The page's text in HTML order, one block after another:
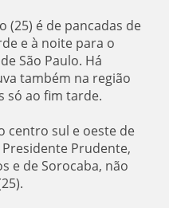
(25) é de pancadas de
e à noite para o
São Paulo. Há
também na região
só ao fim tarde.
centro sul e oeste de
Prudente,
e de Sorocaba, não